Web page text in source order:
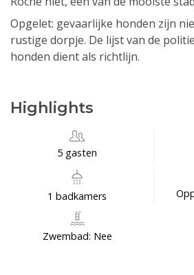
Opgelet: gevaarlijke honden zijn
rustige dorpje. De lijst van de
honden dient als richtlijn.
Highlights
5 gasten
1 badkamers
Zwembad: Nee